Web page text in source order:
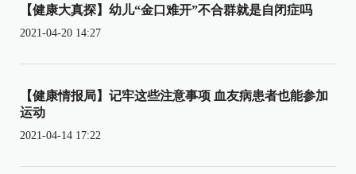
【健康大真探】幼儿“金口难开”不合群就是自闭症吗
2021-04-20 14:27
【健康情报局】记牢这些注意事项 血友病患者也能参加
运动
2021-04-14 17:22